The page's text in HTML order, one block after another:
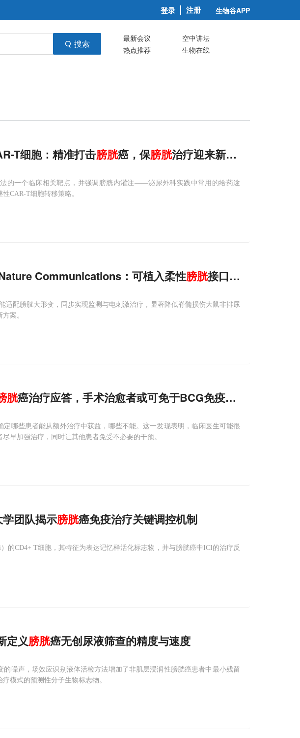
登录 注册 生物谷APP
搜索 最新会议
空中讲坛
热点推荐
生物在线
T细胞：精准打击膀胱癌，保膀胱治疗迎来新希望
的一个临床相关靶点，并强调膀胱内灌注——泌尿外科实践中常用的给药途
CAR-T细胞转移策略。
Communications：可植入柔性膀胱接口实现监测与治
适配膀胱大形变，同步实现监测与电刺激治疗，显著降低脊髓损伤大鼠非排尿
案。
胱癌治疗应答，手术治愈者或可免于BCG免疫治疗
哪些患者能从额外治疗中获益，哪些不能。这一发现表明，临床医生可能很
早加强治疗，同时让其他患者免受不必要的干预。
团队揭示膀胱癌免疫治疗关键调控机制
的CD4+ T细胞，其特征为表达记忆样活化标志物，并与膀胱癌中ICI的治疗反
定义膀胱癌无创尿液筛查的精度与速度
噪声，场效应识别液体活检方法增加了非肌层浸润性膀胱癌患者中最小残留
模式的预测性分子生物标志物。